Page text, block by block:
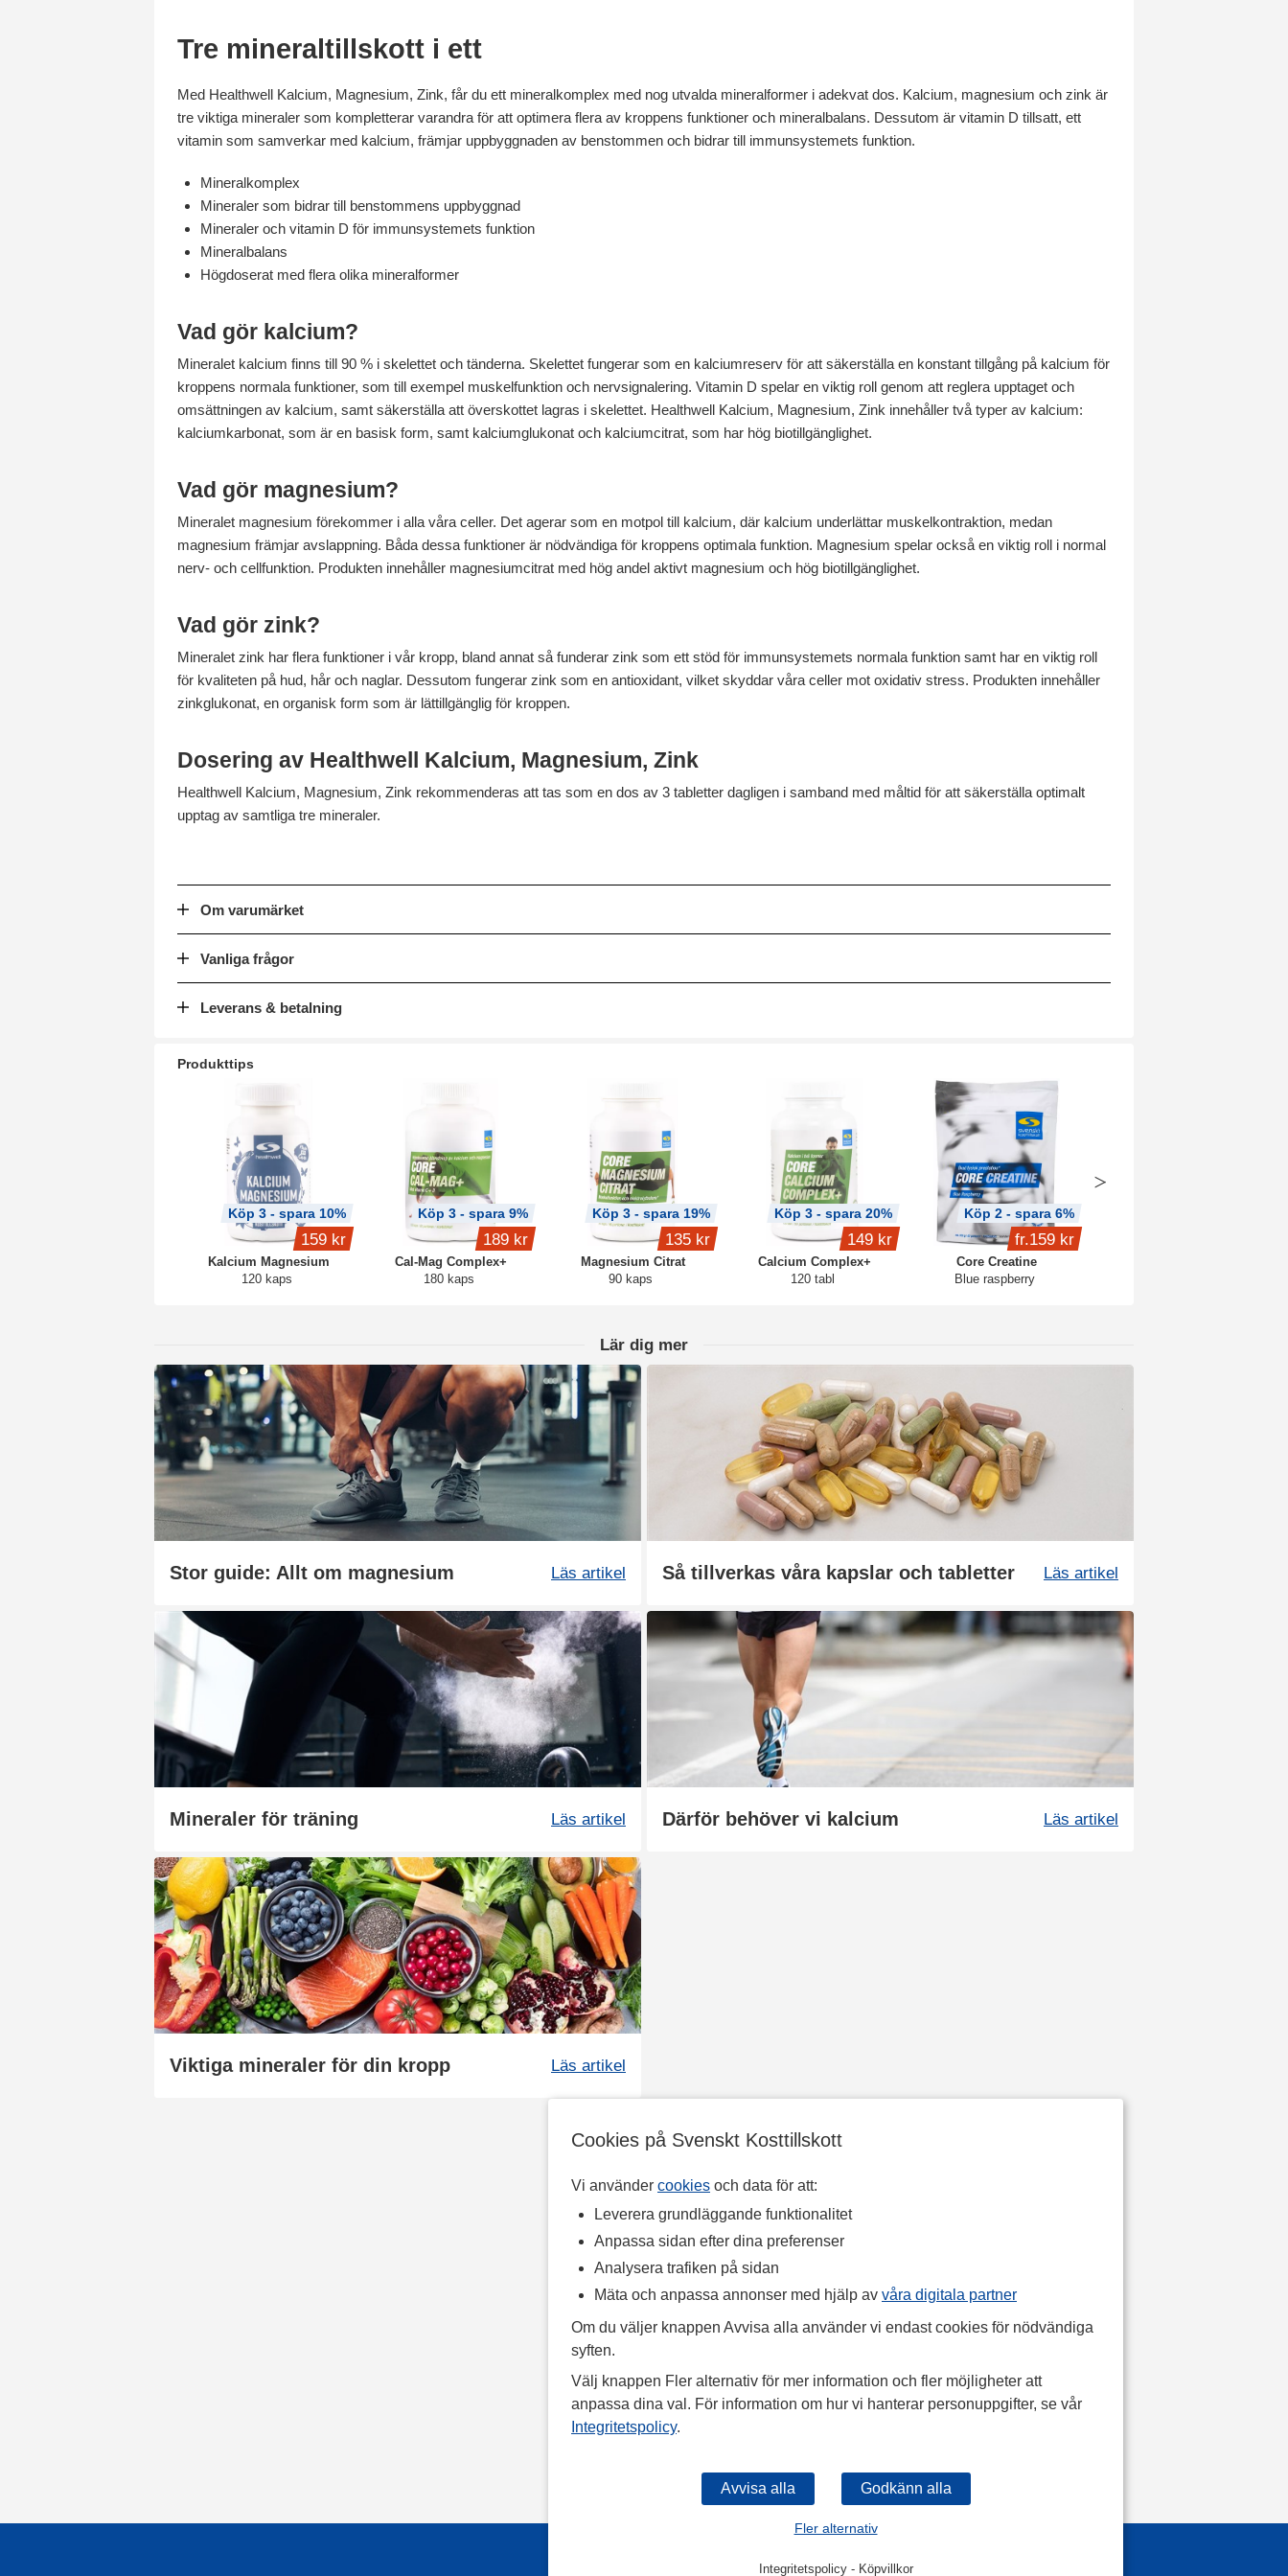
Cookies på Svenskt Kosttillskott
Vi använder cookies och data för att:
Leverera grundläggande funktionalitet
Anpassa sidan efter dina preferenser
Analysera trafiken på sidan
Mäta och anpassa annonser med hjälp av våra digitala partner
Om du väljer knappen Avvisa alla använder vi endast cookies för nödvändiga
syften.
Välj knappen Fler alternativ för mer information och fler möjligheter att
anpassa dina val. För information om hur vi hanterar personuppgifter, se vår
Integritetspolicy.
Fler alternativ
Integritetspolicy- Köpvillkor
Tre mineraltillskott i ett
Med Healthwell Kalcium, Magnesium, Zink, får du ett mineralkomplex med nog utvalda mineralformer i adekvat dos. Kalcium, magnesium och zink är
tre viktiga mineraler som kompletterar varandra för att optimera flera av kroppens funktioner och mineralbalans. Dessutom är vitamin D tillsatt, ett
vitamin som samverkar med kalcium, främjar uppbyggnaden av benstommen och bidrar till immunsystemets funktion.
Mineralkomplex
Mineraler som bidrar till benstommens uppbyggnad
Mineraler och vitamin D för immunsystemets funktion
Mineralbalans
Högdoserat med flera olika mineralformer
Vad gör kalcium?
Mineralet kalcium finns till 90 % i skelettet och tänderna. Skelettet fungerar som en kalciumreserv för att säkerställa en konstant tillgång på kalcium för
kroppens normala funktioner, som till exempel muskelfunktion och nervsignalering. Vitamin D spelar en viktig roll genom att reglera upptaget och
omsättningen av kalcium, samt säkerställa att överskottet lagras i skelettet. Healthwell Kalcium, Magnesium, Zink innehåller två typer av kalcium:
kalciumkarbonat, som är en basisk form, samt kalciumglukonat och kalciumcitrat, som har hög biotillgänglighet.
Vad gör magnesium?
Mineralet magnesium förekommer i alla våra celler. Det agerar som en motpol till kalcium, där kalcium underlättar muskelkontraktion, medan
magnesium främjar avslappning. Båda dessa funktioner är nödvändiga för kroppens optimala funktion. Magnesium spelar också en viktig roll i normal
nerv- och cellfunktion. Produkten innehåller magnesiumcitrat med hög andel aktivt magnesium och hög biotillgänglighet.
Vad gör zink?
Mineralet zink har flera funktioner i vår kropp, bland annat så funderar zink som ett stöd för immunsystemets normala funktion samt har en viktig roll
för kvaliteten på hud, hår och naglar. Dessutom fungerar zink som en antioxidant, vilket skyddar våra celler mot oxidativ stress. Produkten innehåller
zinkglukonat, en organisk form som är lättillgänglig för kroppen.
Dosering av Healthwell Kalcium, Magnesium, Zink
Healthwell Kalcium, Magnesium, Zink rekommenderas att tas som en dos av 3 tabletter dagligen i samband med måltid för att säkerställa optimalt
upptag av samtliga tre mineraler.
Om varumärket
Vanliga frågor
Leverans & betalning
Produkttips
Kalcium Magnesium
120 kaps
Köp 3 - spara 10%
159 kr
Cal-Mag Complex+
180 kaps
Köp 3 - spara 9%
189 kr
Magnesium Citrat
90 kaps
Köp 3 - spara 19%
135 kr
Calcium Complex+
120 tabl
Köp 3 - spara 20%
149 kr
Core Creatine
Blue raspberry
Köp 2 - spara 6%
fr.159 kr
Lär dig mer
Stor guide: Allt om magnesium Läs artikel Så tillverkas våra kapslar och tabletter Läs artikel
Mineraler för träning Läs artikel Därför behöver vi kalcium Läs artikel
Viktiga mineraler för din kropp Läs artikel